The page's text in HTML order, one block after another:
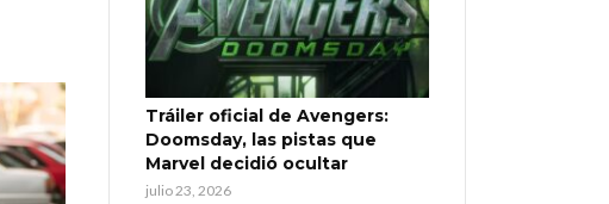
Tráiler oficial de Avengers:
Doomsday, las pistas que
Marvel decidió ocultar
julio 23, 2026